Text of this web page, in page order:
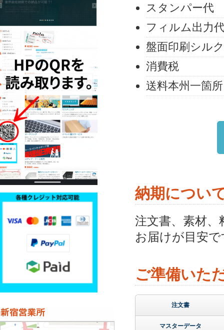
スタンパー代
フィルム出力
盤面印刷シル
消費税
送料本州一箇所
納期につい
注文書、素材
お届けが目安
ご準備いた
注文書
マスターデータ